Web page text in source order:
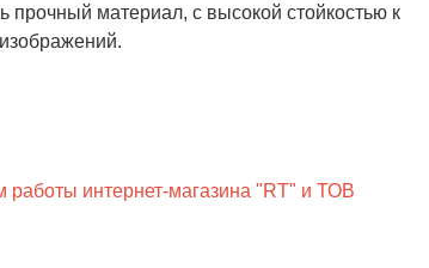
прочный материал, с высокой стойкостью к
работы интернет-магазина "RT" и ТОВ